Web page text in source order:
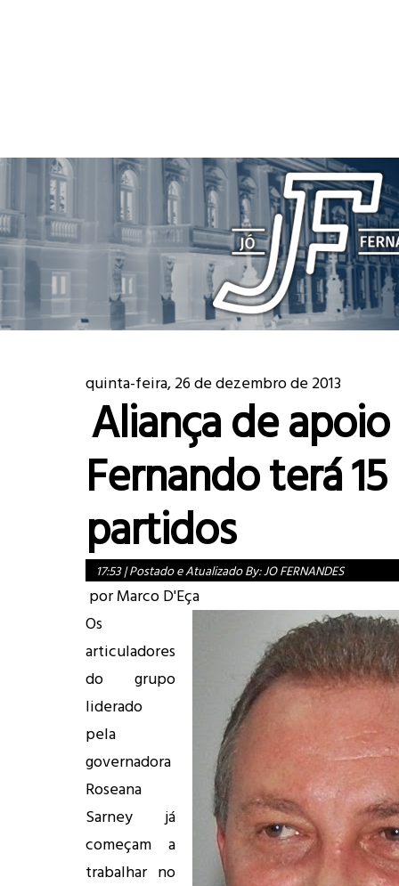
quinta-feira, 26 de dezembro de 2013
Aliança de
Fernando terá 15
partidos
17:53|Postado e Atualizado By:JO FERNANDES
por Marco D'Eça
Os
articuladores
do grupo
liderado
pela
governadora
Roseana
Sarney já
começam a
trabalhar no